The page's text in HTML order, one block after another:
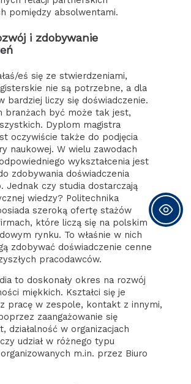
pomiędzy absolwentami.
i zdobywanie
eś się ze stwierdzeniami,
nie są potrzebne, a dla
bardziej liczy się doświadczenie.
branżach być może tak jest,
Dyplom magistra
oczywiście także do podjęcia
naukowej. W wielu zawodach
wykształcenia jest
zdobywania doświadczenia
Jednak czy studia dostarczają
wiedzy? Politechnika
szeroką ofertę stażów
które liczą się na polskim
rynku. To właśnie w nich
zdobywać doświadczenie cenne
pracodawców.
to doskonały okres na rozwój
miękkich. Kształci się je
pracę w zespole, kontakt z innymi,
zaangażowanie się
działalność w organizacjach
udział w różnego typu
m.in. przez Biuro